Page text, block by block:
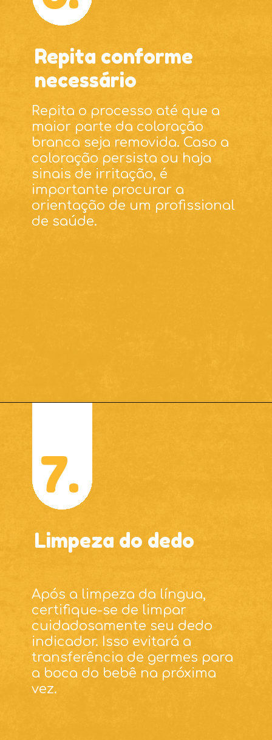
Repita o processo até que a
maior parte da coloração
branca seja removida. Caso a
coloração persista ou haja
sinais de irritação, é
importante procurar a
orientação de um profissional
de saúde.
Repita conforme
necessário
Após a limpeza da língua,
certifique-se de limpar
cuidadosamente seu dedo
indicador. Isso evitará a
transferência de germes para
a boca do bebê na próxima
vez.
Limpeza do dedo
7.